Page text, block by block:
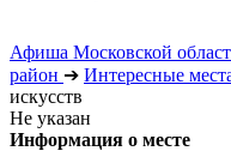
Афиша Московской
район ➔ Интересные
искусств
Не указан
Информация о месте